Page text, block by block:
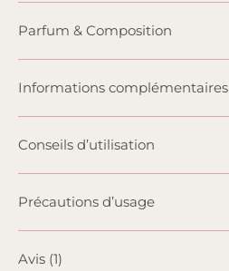
Parfum & Composition
Informations complémentaires
Conseils d’utilisation
Précautions d’usage
Avis (1)